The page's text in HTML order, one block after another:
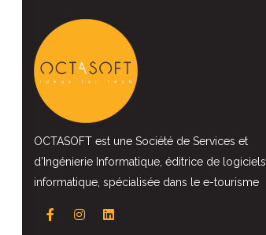
OCTASOFT est une Société de Services et
d’Ingénierie Informatique, éditrice de logiciels
informatique, spécialisée dans le e-tourisme